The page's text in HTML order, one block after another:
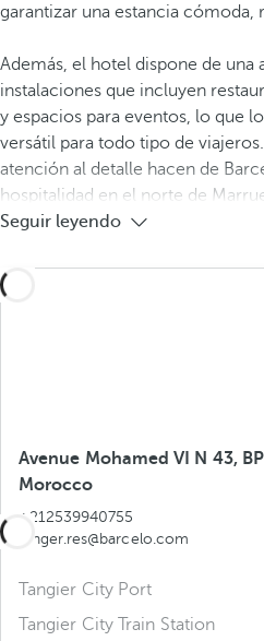
garantizar una estancia cómoda,
Además, el hotel dispone de una
instalaciones que incluyen
y espacios para eventos, lo que
versátil para todo tipo de
atención al detalle hacen de
hospitalidad en el norte de
Seguir leyendo
Avenue Mohamed VI N 43,
Morocco
+212539940755
tanger.res@barcelo.com
Tangier City Port
Tangier City Train Station